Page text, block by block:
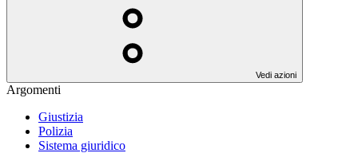
Vedi azioni
Argomenti
Giustizia
Polizia
Sistema giuridico